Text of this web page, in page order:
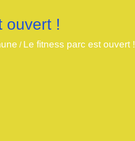
ouvert !
/ Le fitness parc est ouvert !